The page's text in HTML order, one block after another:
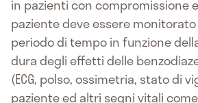
in pazienti con compromissione
paziente deve essere
periodo di tempo in funzione
dura degli effetti delle
(ECG, polso, ossimetria, stato di
paziente ed altri segni vitali